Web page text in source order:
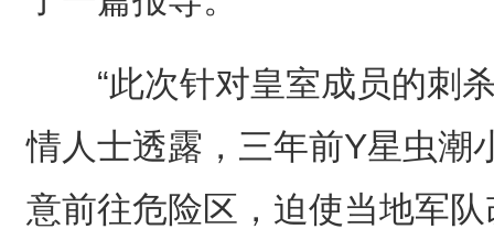
“此次针对皇室成员的刺杀
情人士透露，三年前Y星虫潮
意前往危险区，迫使当地军